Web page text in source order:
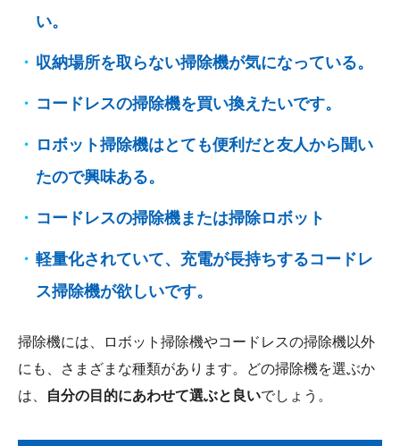
い。
収納場所を取らない掃除機が気になっている。
コードレスの掃除機を買い換えたいです。
ロボット掃除機はとても便利だと友人から聞い
たので興味ある。
コードレスの掃除機または掃除ロボット
軽量化されていて、充電が長持ちするコードレ
ス掃除機が欲しいです。
掃除機には、ロボット掃除機やコードレスの掃除機以外
にも、さまざまな種類があります。どの掃除機を選ぶか
は、
自分の目的にあわせて選ぶと良いでしょう。